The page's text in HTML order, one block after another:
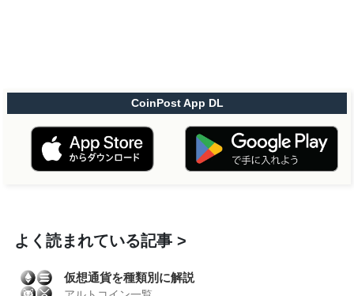
CoinPost App DL
よく読まれている記事
仮想通貨を種類別に解説